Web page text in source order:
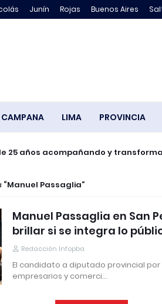
Junín Rojas Buenos Aires
CAMPANA LIMA PROVINCIA
25 años acompañando y
Manuel Passaglia
Manuel Passaglia en San
brillar si se integra lo
Redacción Infopba
El candidato a diputado provincial por
empresarios y comerci…